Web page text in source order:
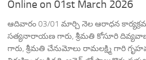
Online on 01st March 2026
ఆదివారం 03/01 మార్చి నెల ఆరాధన
సత్యనారాయణ గారు, శ్రీమతి కోసూరి దివ్యవాణి
గారు, శ్రీమతి చేనుమోలు రామలక్ష్మి గారి